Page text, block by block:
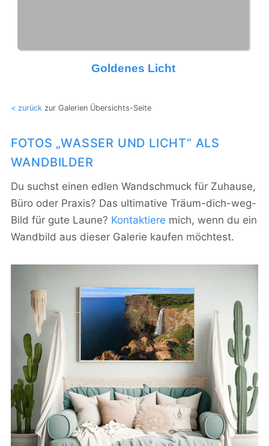
Goldenes Licht
< zurückzur Galerien Übersichts-Seite
FOTOS „WASSER UND LICHT“ ALS
WANDBILDER
Du suchst einen edlen Wandschmuck für Zuhause,
Büro oder Praxis? Das ultimative Träum-dich-weg-
Bild für gute Laune? Kontaktiere mich, wenn du ein
Wandbild aus dieser Galerie kaufen möchtest.